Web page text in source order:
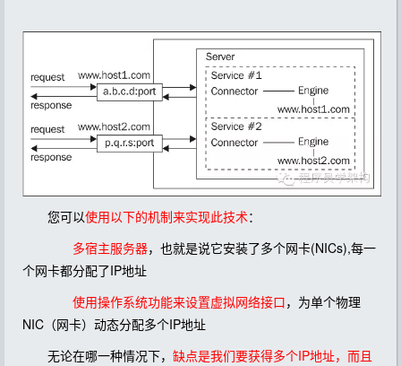
您可以使用以下的机制来实现此技术：
多宿主服务器，也就是说它安装了多个网卡(NICs),每一
个网卡都分配了IP地址
使用操作系统功能来设置虚拟网络接口，为单个物理
NIC（网卡）动态分配多个IP地址
无论在哪一种情况下， 缺点是我们要获得多个IP地址，而且